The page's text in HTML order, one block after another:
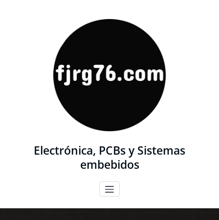
Electrónica, PCBs y Sistemas
embebidos